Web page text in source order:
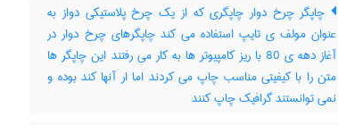
چاپگر چرخ دوار چاپگری که از یک چرخ پلاستیکی دواز به
عنوان مولف ی تایپ استفاده می کند چاپگرهای چرخ دوار در
آغاز دهه ی 80 با ریز کامپیوتر ها به کار می رفتند این چاپگر ها
متن را با کیفیتی مناسب چاپ می کردند اما ار آنها کند بوده و
نمی توانستند گرافیک چاپ کنند